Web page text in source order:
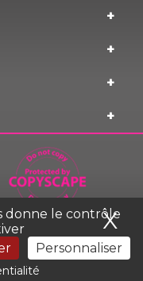
donne le contrôle
Personnaliser
X
2023 COPYRIGHT